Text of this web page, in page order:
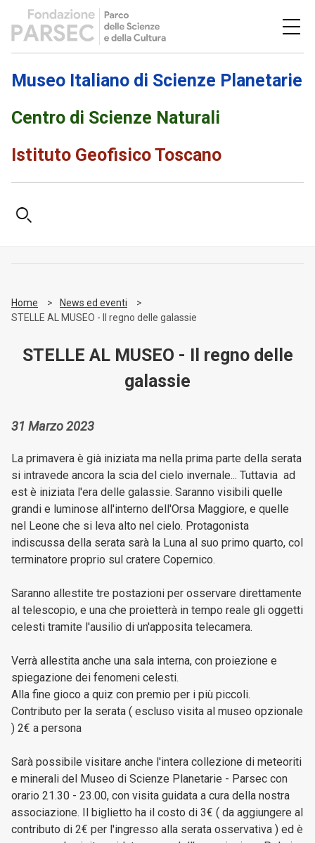
Museo Italiano di Scienze Planetarie
Centro di Scienze Naturali
Istituto Geofisico Toscano
Home
News ed eventi
STELLE AL MUSEO - Il regno delle galassie
STELLE AL MUSEO - Il regno delle
galassie
31 Marzo 2023
La primavera è già iniziata ma nella prima parte della serata
si intravede ancora la scia del cielo invernale... Tuttavia ad
est è iniziata l'era delle galassie. Saranno visibili quelle
grandi e luminose all'interno dell'Orsa Maggiore, e quelle
nel Leone che si leva alto nel cielo. Protagonista
indiscussa della serata sarà la Luna al suo primo quarto, col
terminatore proprio sul cratere Copernico.
Saranno allestite tre postazioni per osservare direttamente
al telescopio, e una che proietterà in tempo reale gli oggetti
celesti tramite l'ausilio di un'apposita telecamera.
Verrà allestita anche una sala interna, con proiezione e
spiegazione dei fenomeni celesti.
Alla fine gioco a quiz con premio per i più piccoli.
Contributo per la serata ( escluso visita al museo opzionale
) 2€ a persona
Sarà possibile visitare anche l'intera collezione di meteoriti
e minerali del Museo di Scienze Planetarie - Parsec con
orario 21.30 - 23.00, con visita guidata a cura della nostra
associazione. Il biglietto ha il costo di 3€ ( da aggiungere al
contributo di 2€ per l'ingresso alla serata osservativa ) ed è